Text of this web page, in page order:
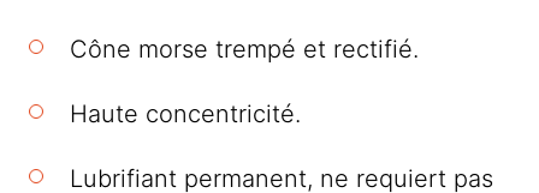
Cône morse trempé et rectifié.
Haute concentricité.
Lubrifiant permanent, ne requiert pas